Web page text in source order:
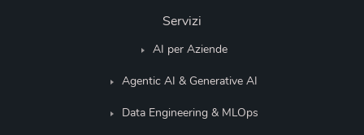
Servizi
AI per Aziende
Agentic AI & Generative AI
Data Engineering & MLOps